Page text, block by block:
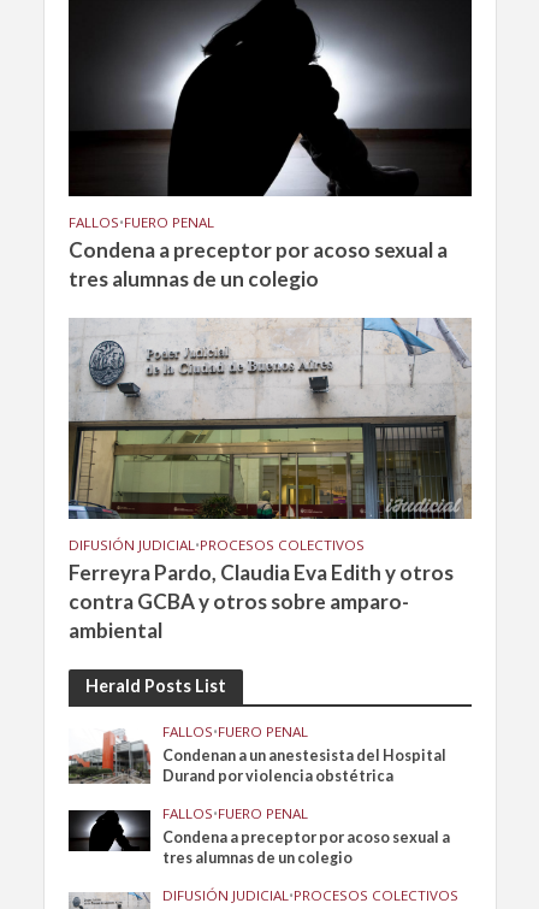
FALLOS•FUERO PENAL
Condena a preceptor por acoso sexual a
tres alumnas de un colegio
DIFUSIÓN JUDICIAL•PROCESOS COLECTIVOS
Ferreyra Pardo, Claudia Eva Edith y otros
contra GCBA y otros sobre amparo-
ambiental
Herald Posts List
FALLOS•FUERO PENAL
Condenan a un anestesista del Hospital
Durand por violencia obstétrica
FALLOS•FUERO PENAL
Condena a preceptor por acoso sexual a
tres alumnas de un colegio
DIFUSIÓN JUDICIAL•PROCESOS COLECTIVOS